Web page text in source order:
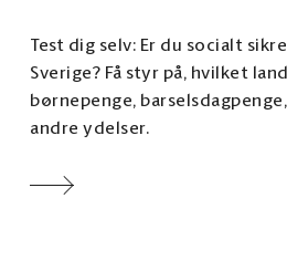
Test dig selv: Er du socialt
Sverige? Få styr på, hvilket
børnepenge,
andre ydelser.